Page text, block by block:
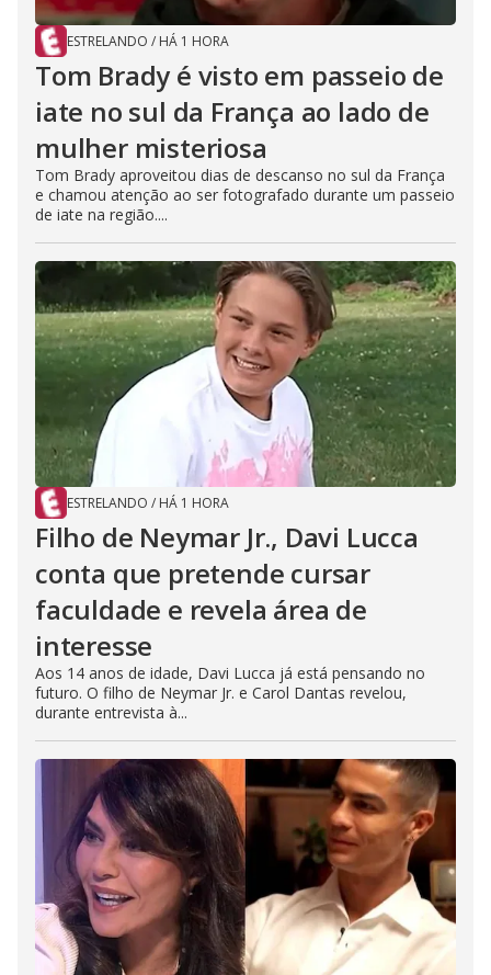
ESTRELANDO / HÁ 1 HORA
Tom Brady é visto em passeio de
iate no sul da França ao lado de
mulher misteriosa
Tom Brady aproveitou dias de descanso no sul da França
e chamou atenção ao ser fotografado durante um passeio
de iate na região....
ESTRELANDO / HÁ 1 HORA
Filho de Neymar Jr., Davi Lucca
conta que pretende cursar
faculdade e revela área de
interesse
Aos 14 anos de idade, Davi Lucca já está pensando no
futuro. O filho de Neymar Jr. e Carol Dantas revelou,
durante entrevista à...